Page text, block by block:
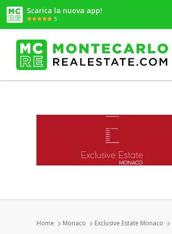
Scarica la nuova app!
5
Home Monaco Exclusive Estate Monaco